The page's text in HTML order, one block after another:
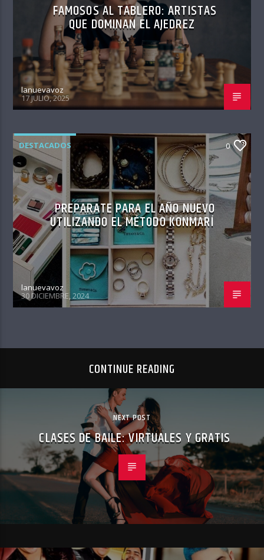
FAMOSOS AL TABLERO: ARTISTAS
QUE DOMINAN EL AJEDREZ
lanuevavoz
17 JULIO, 2025
DESTACADOS 0
PREPARATE PARA EL AÑO NUEVO
UTILIZANDO EL MÉTODO KONMARÍ
lanuevavoz
30 DICIEMBRE, 2024
CONTINUE READING
NEXT POST
CLASES DE BAILE: VIRTUALES Y GRATIS